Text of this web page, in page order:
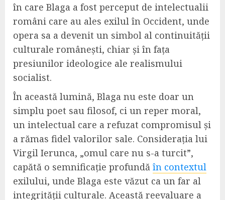
în care Blaga a fost perceput de intelectualii
români care au ales exilul în Occident, unde
opera sa a devenit un simbol al continuității
culturale românești, chiar și în fața
presiunilor ideologice ale realismului
socialist.
În această lumină, Blaga nu este doar un
simplu poet sau filosof, ci un reper moral,
un intelectual care a refuzat compromisul și
a rămas fidel valorilor sale. Considerația lui
Virgil Ierunca, „omul care nu s-a turcit”,
capătă o semnificație profundă în contextul
exilului, unde Blaga este văzut ca un far al
integrității culturale. Această reevaluare a